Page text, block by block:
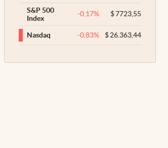
S&P 500
Index
-0,17% $7723,55
Nasdaq -0,83% $26.363,44